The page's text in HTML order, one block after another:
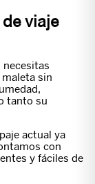
viaje
sin
tanto su
actual ya
con
y fáciles de